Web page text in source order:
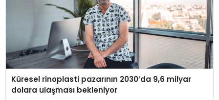
Küresel rinoplasti pazarının 2030’da 9,6 milyar
dolara ulaşması bekleniyor